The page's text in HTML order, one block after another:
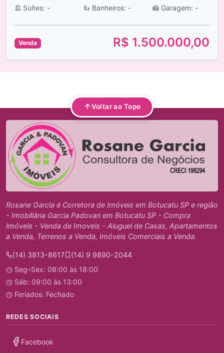
Suítes: -
Banheiros: - Garagem: -
Venda R$ 1.500.000,00
Voltar ao Topo
Rosane Garcia é Corretora de Imóveis em Botucatu SP e região
- Imobiliária Garcia Padovan em Botucatu SP - Compra
Imóveis - Venda de Imoveis - Aluguel de Casas, Apartamentos
a Venda, Terrenos a Venda, Imóveis Comerciais a Venda.
(14) 3813-8617
(14) 9 9890-2044
Seg–Sex: 08:00 às 18:00
Sáb: 09:00 às 13:00
Feriados: Fechado
REDES SOCIAIS
Facebook